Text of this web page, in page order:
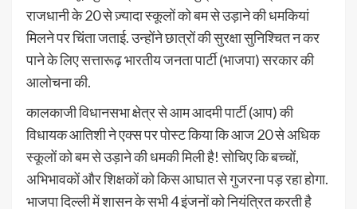
राजधानी के 20 से ज़्यादा स्कूलों को बम से उड़ाने की धमकियां
मिलने पर चिंता जताई. उन्होंने छात्रों की सुरक्षा सुनिश्चित न कर
पाने के लिए सत्तारूढ़ भारतीय जनता पार्टी (भाजपा) सरकार की
आलोचना की.
कालकाजी विधानसभा क्षेत्र से आम आदमी पार्टी (आप) की
विधायक आतिशी ने एक्स पर पोस्ट किया कि आज 20 से अधिक
स्कूलों को बम से उड़ाने की धमकी मिली है! सोचिए कि बच्चों,
अभिभावकों और शिक्षकों को किस आघात से गुजरना पड़ रहा होगा.
भाजपा दिल्ली में शासन के सभी 4 इंजनों को नियंत्रित करती है